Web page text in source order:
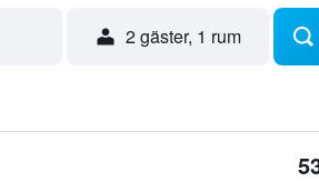
2 gäster, 1 rum